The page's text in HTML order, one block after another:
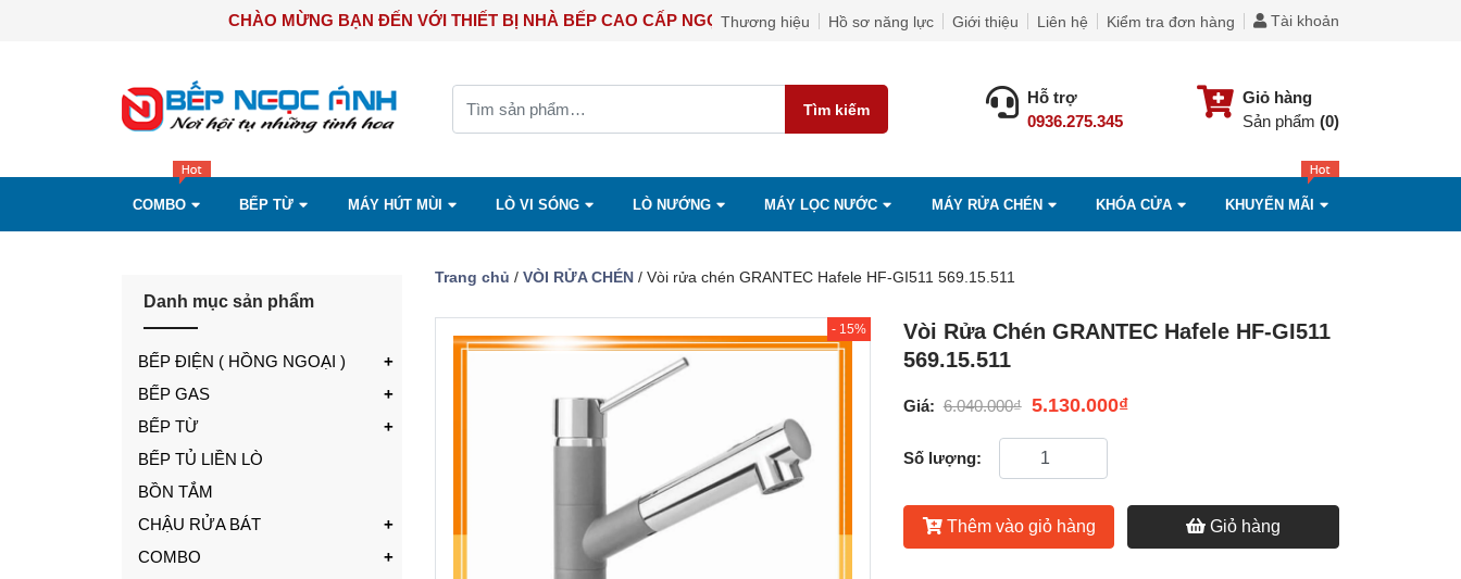
CHÀO MỪNG BẠN ĐẾN VỚI THIẾT BỊ NHÀ BẾP CAO CẤP NGỌC ÁNH
Thương hiệu Hồ sơ năng lực Giới thiệu Liên hệ Kiểm tra đơn hàng Tài khoản
Tìm kiếm
Hỗ trợ
0936.275.345
Giỏ hàng
Sản phẩm (0)
COMBO BẾP TỪ MÁY HÚT MÙI LÒ VI SÓNG LÒ NƯỚNG MÁY LỌC NƯỚC MÁY RỬA CHÉN KHÓA CỬA KHUYẾN MÃI
Danh mục sản phẩm
BẾP ĐIỆN ( HỒNG NGOẠI )
BẾP GAS
BẾP TỪ
BẾP TỦ LIỀN LÒ
BỒN TẮM
CHẬU RỬA BÁT
COMBO
Trang chủ / VÒI RỬA CHÉN/ Vòi rửa chén GRANTEC Hafele HF-GI511 569.15.511
- 15%
Vòi Rửa Chén GRANTEC Hafele HF-GI511
569.15.511
Giá: 6.040.000₫ 5.130.000₫
Số lượng:
Thêm vào giỏ hàng Giỏ hàng